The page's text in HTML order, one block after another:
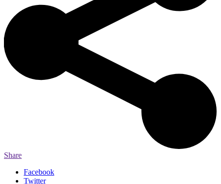
Share
Facebook
Twitter